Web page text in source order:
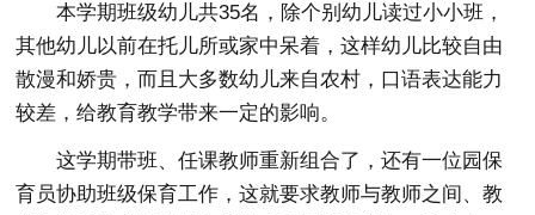
本学期班级幼儿共35名，除个别幼儿读过小小班，
其他幼儿以前在托儿所或家中呆着，这样幼儿比较自由
散漫和娇贵，而且大多数幼儿来自农村，口语表达能力
较差，给教育教学带来一定的影响。
这学期带班、任课教师重新组合了，还有一位园保
育员协助班级保育工作，这就要求教师与教师之间、教